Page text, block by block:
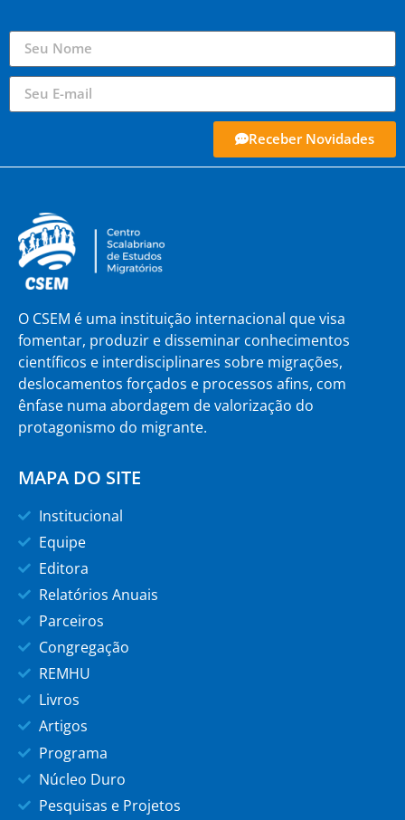
Receber Novidades
O CSEM é uma instituição internacional que visa
fomentar, produzir e disseminar conhecimentos
científicos e interdisciplinares sobre migrações,
deslocamentos forçados e processos afins, com
ênfase numa abordagem de valorização do
protagonismo do migrante.
MAPA DO SITE
Institucional
Equipe
Editora
Relatórios Anuais
Parceiros
Congregação
REMHU
Livros
Artigos
Programa
Núcleo Duro
Pesquisas e Projetos